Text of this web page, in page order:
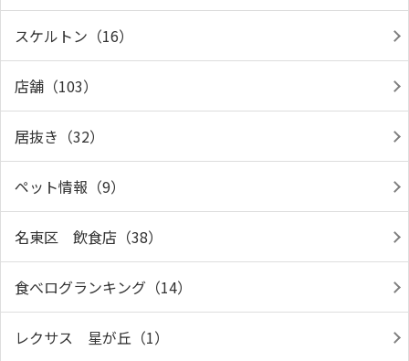
スケルトン（16）
店舗（103）
居抜き（32）
ペット情報（9）
名東区 飲食店（38）
食べログランキング（14）
レクサス 星が丘（1）